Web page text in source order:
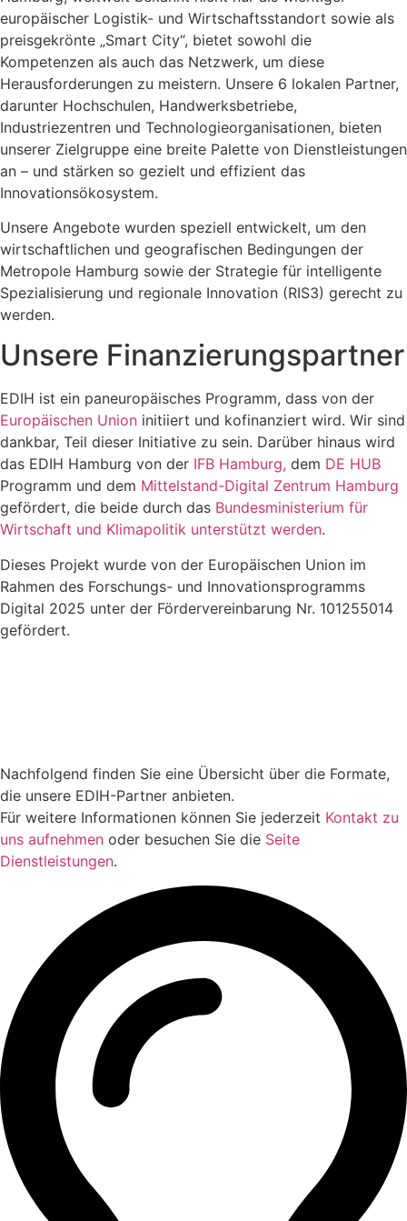
europäischer Logistik- und Wirtschaftsstandort sowie als
preisgekrönte „Smart City“, bietet sowohl die
Kompetenzen als auch das Netzwerk, um diese
Herausforderungen zu meistern. Unsere 6 lokalen Partner,
darunter Hochschulen, Handwerksbetriebe,
Industriezentren und Technologieorganisationen, bieten
unserer Zielgruppe eine breite Palette von Dienstleistungen
an – und stärken so gezielt und effizient das
Innovationsökosystem.
Unsere Angebote wurden speziell entwickelt, um den
wirtschaftlichen und geografischen Bedingungen der
Metropole Hamburg sowie der Strategie für intelligente
Spezialisierung und regionale Innovation (RIS3) gerecht zu
werden.
Unsere Finanzierungspartner
EDIH ist ein paneuropäisches Programm, dass von der
Europäischen Union initiiert und kofinanziert wird. Wir sind
dankbar, Teil dieser Initiative zu sein. Darüber hinaus wird
das EDIH Hamburg von der IFB Hamburg, dem DE HUB
Programm und dem Mittelstand-Digital Zentrum Hamburg
gefördert, die beide durch das Bundesministerium für
Wirtschaft und Klimapolitik unterstützt werden.
Dieses Projekt wurde von der Europäischen Union im
Rahmen des Forschungs- und Innovationsprogramms
Digital 2025 unter der Fördervereinbarung Nr. 101255014
gefördert.
Nachfolgend finden Sie eine Übersicht über die Formate,
die unsere EDIH-Partner anbieten.
Für weitere Informationen können Sie jederzeit Kontakt zu
uns aufnehmen oder besuchen Sie die Seite
Dienstleistungen.